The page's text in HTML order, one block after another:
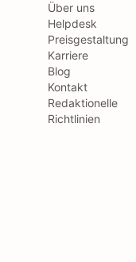
Über uns
Helpdesk
Preisgestaltung
Karriere
Blog
Kontakt
Redaktionelle
Richtlinien